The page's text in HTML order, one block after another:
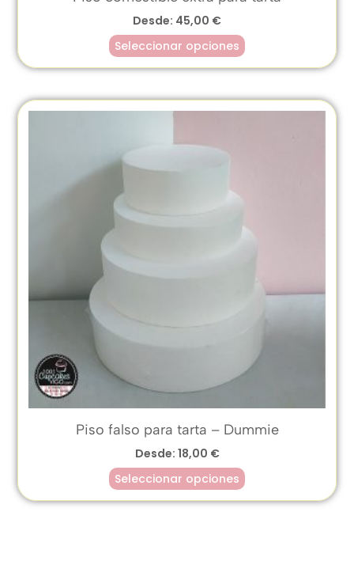
Desde: 45,00 €
Seleccionar opciones
Piso falso para tarta – Dummie
Desde: 18,00 €
Seleccionar opciones